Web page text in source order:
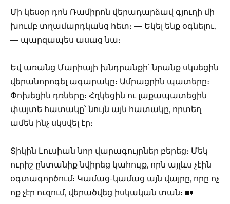
Մի կեսօր դոն Ռամիրոն վերադարձավ գյուղի մի
խումբ տղամարդկանց հետ։ — Եկել ենք օգնելու,
— պարզապես ասաց նա։
Եվ առանց Մարիայի խնդրանքի՝ նրանք սկսեցին
վերանորոգել ագարակը։ Ամրացրին պատերը։
Փոխեցին դռները։ Հղկեցին ու լաքապատեցին
փայտե հատակը՝ նույն այն հատակը, որտեղ
ամեն ինչ սկսվել էր։
Տիկին Լուսիան նոր վարագույրներ բերեց։ Մեկ
ուրիշ ընտանիք նվիրեց կահույք, որն այլևս չէին
օգտագործում։ Կամաց-կամաց այն վայրը, որը ոչ
ոք չէր ուզում, վերածվեց իսկական տան։ 🏡